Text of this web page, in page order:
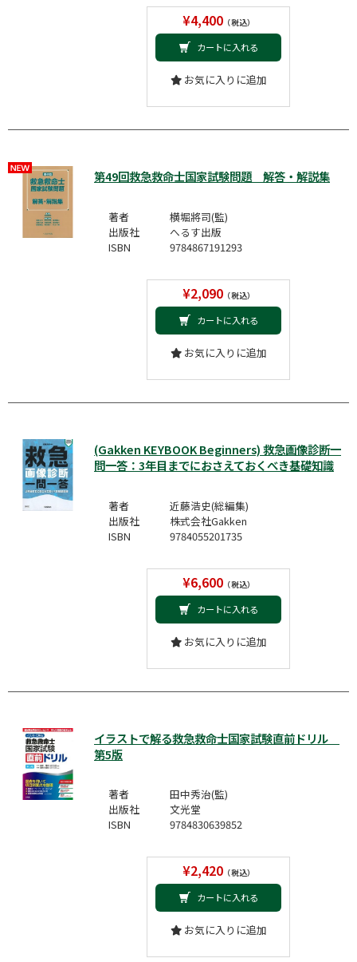
¥4,400（税込）
カートに入れる
お気に入りに追加
第49回救急救命士国家試験問題 解答・解説集
著者
横堀將司(監)
出版社
へるす出版
ISBN
9784867191293
¥2,090（税込）
カートに入れる
お気に入りに追加
(Gakken KEYBOOK Beginners) 救急画像診断一
問一答：3年目までにおさえておくべき基礎知識
著者
近藤浩史(総編集)
出版社
株式会社Gakken
ISBN
9784055201735
¥6,600（税込）
カートに入れる
お気に入りに追加
イラストで解る救急救命士国家試験直前ドリル
第5版
著者
田中秀治(監)
出版社
文光堂
ISBN
9784830639852
¥2,420（税込）
カートに入れる
お気に入りに追加